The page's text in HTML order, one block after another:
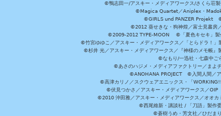
©鴨志田一/アスキー・メディアワークス/さく
©Magica Quartet／Aniplex・
©GIRLS und PANZER Projekt ©
©2012 葵せきな・狗神煌／富士見書
©2009-2012 TYPE-MOON ©「夏色キセキ」製
©竹宮ゆゆこ／アスキー・メディアワークス／「とらドラ！
©杉井 光／アスキー・メディアワークス／『神様のメモ帳
©なもり/一迅社・七森中
©あさのハジメ・メディアファクトリー／ま
©ANOHANA PROJECT ©入間人間／ア
©高津カリノ／スクウェアエニックス・「
©伏見つかさ／アスキー・メディアワークス／
©2010 沖田雅／アスキー・メディアワークス／オオ
©西尾維新・講談社 / 「刀語」製作
©蒼樹うめ・芳文社／ひだま